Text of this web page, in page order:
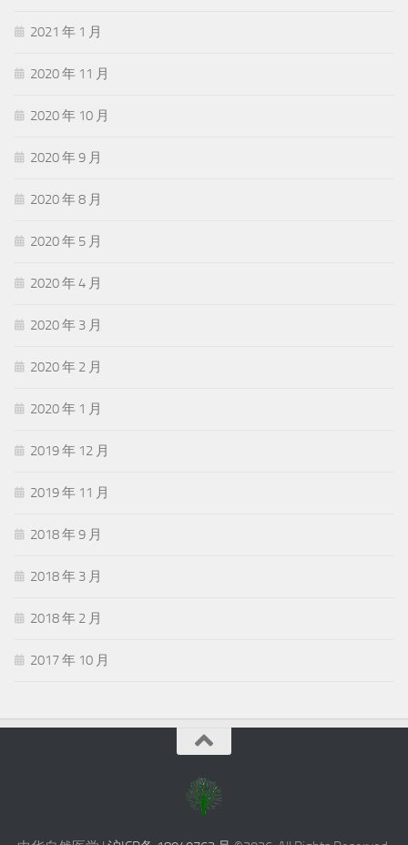
2021 年 1 月
2020 年 11 月
2020 年 10 月
2020 年 9 月
2020 年 8 月
2020 年 5 月
2020 年 4 月
2020 年 3 月
2020 年 2 月
2020 年 1 月
2019 年 12 月
2019 年 11 月
2018 年 9 月
2018 年 3 月
2018 年 2 月
2017 年 10 月